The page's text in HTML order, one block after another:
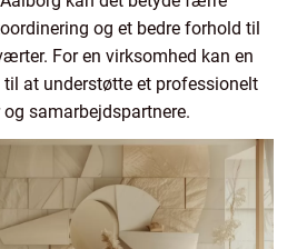
og et bedre forhold til
For en virksomhed kan en
at understøtte et professionelt
samarbejdspartnere.